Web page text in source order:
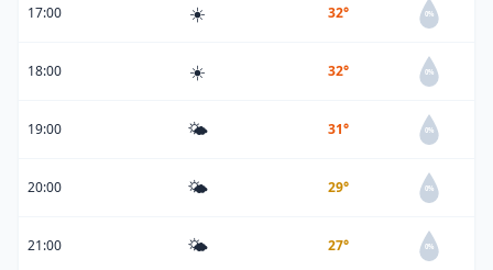
17:00 ☀️ 32° 0%
18:00 ☀️ 32° 0%
19:00 🌤️ 31° 0%
20:00 🌤️ 29° 0%
21:00 🌤️ 27° 0%